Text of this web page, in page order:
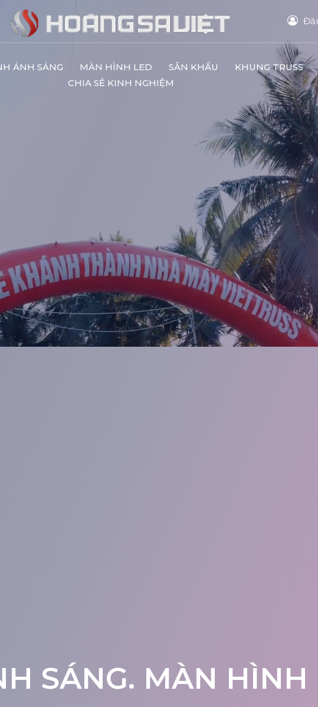
ÁNH SÁNG MÀN HÌNH LED SÂN KHẤU KHUNG TRUSS
CHIA SẺ KINH NGHIỆM
SÁNG. MÀN HÌNH